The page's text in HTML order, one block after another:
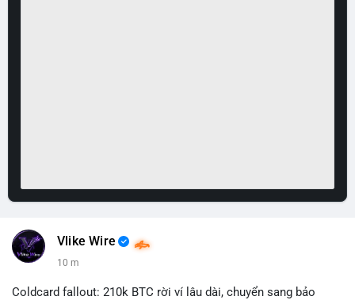
Vlike Wire
10 m
Coldcard fallout: 210k BTC rời ví lâu dài, chuyển sang bảo